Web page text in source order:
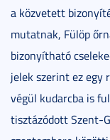
a közvetett
mutatnak, Fülöp
bizonyítható
jelek szerint ez egy
végül kudarcba is
tisztázódott Szent-